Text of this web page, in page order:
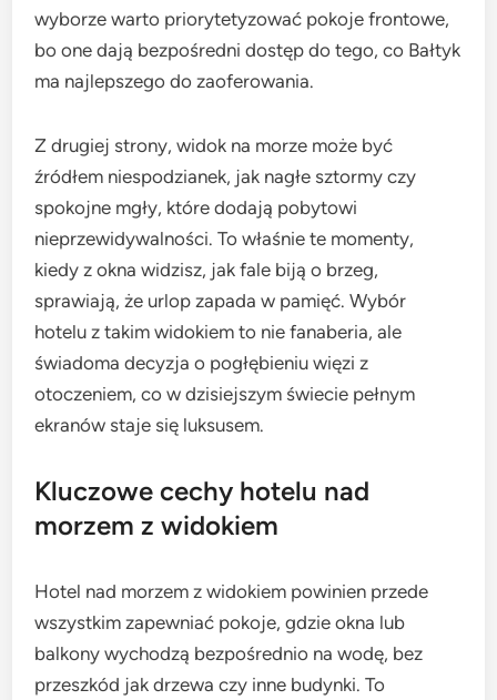
wyborze warto priorytetyzować pokoje frontowe,
bo one dają bezpośredni dostęp do tego, co Bałtyk
ma najlepszego do zaoferowania.
Z drugiej strony, widok na morze może być
źródłem niespodzianek, jak nagłe sztormy czy
spokojne mgły, które dodają pobytowi
nieprzewidywalności. To właśnie te momenty,
kiedy z okna widzisz, jak fale biją o brzeg,
sprawiają, że urlop zapada w pamięć. Wybór
hotelu z takim widokiem to nie fanaberia, ale
świadoma decyzja o pogłębieniu więzi z
otoczeniem, co w dzisiejszym świecie pełnym
ekranów staje się luksusem.
Kluczowe cechy hotelu nad
morzem z widokiem
Hotel nad morzem z widokiem powinien przede
wszystkim zapewniać pokoje, gdzie okna lub
balkony wychodzą bezpośrednio na wodę, bez
przeszkód jak drzewa czy inne budynki. To